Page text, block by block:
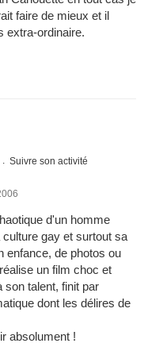
faire de mieux et il
extra-ordinaire.
Suivre son activité
d'un homme
gay et surtout sa
enfance, de photos ou
un film choc et
son talent, finit par
dont les délires de
absolument !